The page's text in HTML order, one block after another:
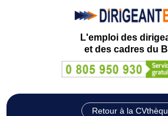
L'emploi des
et des cadres du
Retour à la